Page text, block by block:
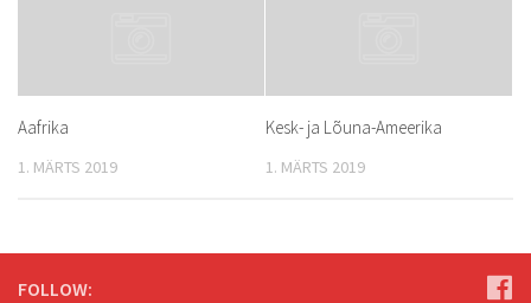
Aafrika
1. MÄRTS 2019
Kesk- ja Lõuna-Ameerika
1. MÄRTS 2019
FOLLOW: